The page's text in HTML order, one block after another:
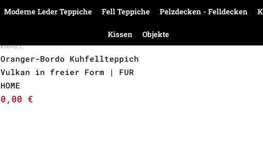
Moderne Leder Teppiche Fell Teppiche Pelzdecken - Felldecken
Kissen Objekte
KUHFELL
Oranger-Bordo Kuhfellteppich
Vulkan in freier Form | FUR
HOME
0,00 €